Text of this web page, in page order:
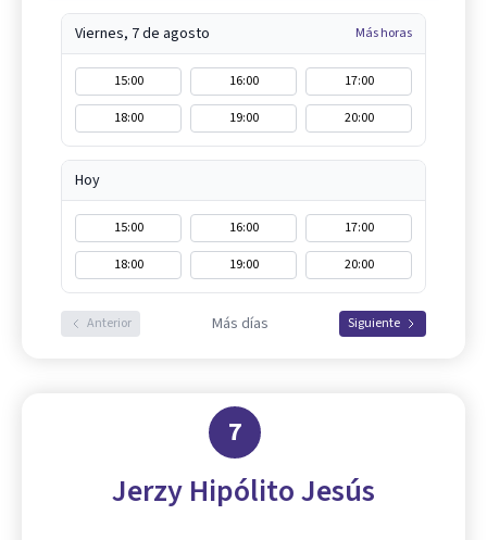
Viernes, 7 de agosto Más horas
15:00 16:00
17:00
18:00
19:00 20:00
Hoy
15:00 16:00
17:00
18:00
19:00 20:00
Anterior Más días Siguiente
7
Jerzy Hipólito Jesús